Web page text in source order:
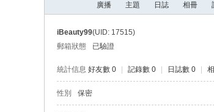
廣播 主題 日誌 相冊
iBeauty99(UID: 17515)
郵箱狀態
已驗證
統計信息 好友數 0 記錄數 0 日誌數 0
性別 保密